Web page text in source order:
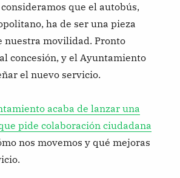
que el autobús,
ha de ser una pieza
nuestra movilidad. Pronto
concesión, y el Ayuntamiento
el nuevo servicio.
acaba de lanzar una
pide colaboración ciudadana
nos movemos y qué mejoras